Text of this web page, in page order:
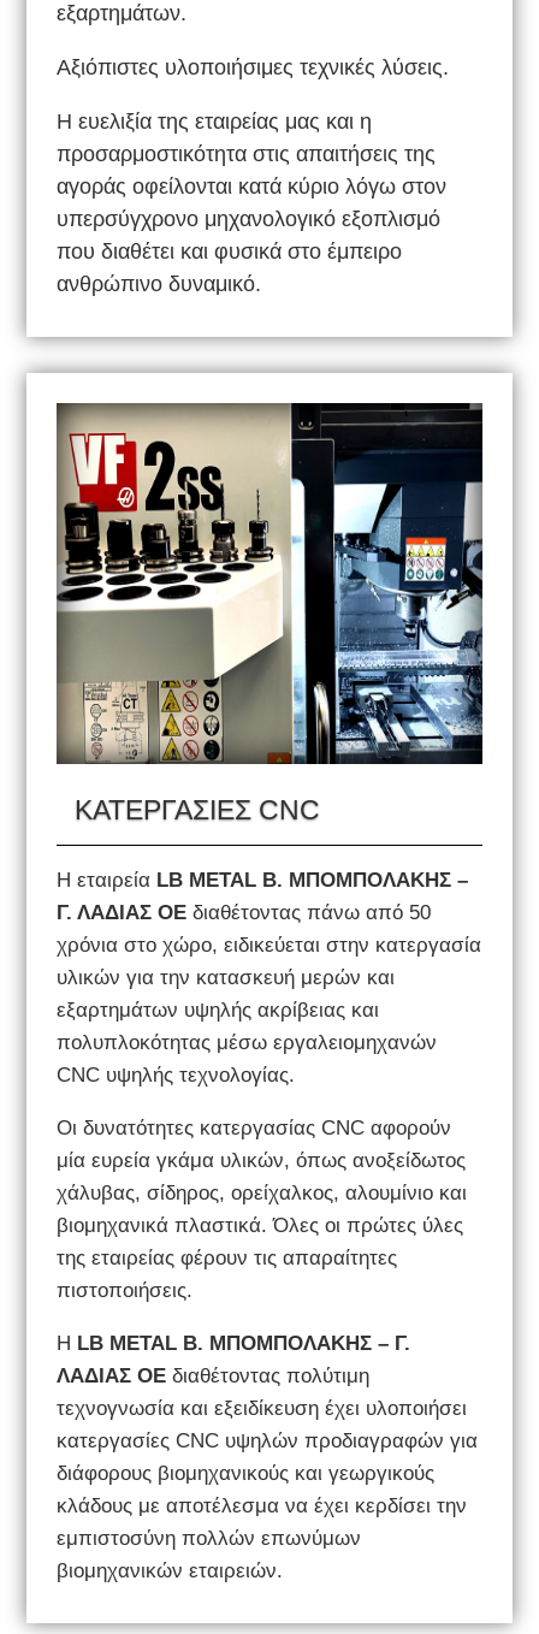
εξαρτημάτων.
Αξιόπιστες υλοποιήσιμες τεχνικές λύσεις.
Η ευελιξία της εταιρείας μας και η
προσαρμοστικότητα στις απαιτήσεις της
αγοράς οφείλονται κατά κύριο λόγω στον
υπερσύγχρονο μηχανολογικό εξοπλισμό
που διαθέτει και φυσικά στο έμπειρο
ανθρώπινο δυναμικό.
ΚΑΤΕΡΓΑΣΙΕΣ CNC
Η εταιρεία LB METAL Β. ΜΠΟΜΠΟΛΑΚΗΣ –
Γ. ΛΑΔΙΑΣ ΟΕ διαθέτοντας πάνω από 50
χρόνια στο χώρο, ειδικεύεται στην κατεργασία
υλικών για την κατασκευή μερών και
εξαρτημάτων υψηλής ακρίβειας και
πολυπλοκότητας μέσω εργαλειομηχανών
CNC υψηλής τεχνολογίας.
Οι δυνατότητες κατεργασίας CNC αφορούν
μία ευρεία γκάμα υλικών, όπως ανοξείδωτος
χάλυβας, σίδηρος, ορείχαλκος, αλουμίνιο και
βιομηχανικά πλαστικά. Όλες οι πρώτες ύλες
της εταιρείας φέρουν τις απαραίτητες
πιστοποιήσεις.
Η LB METAL Β. ΜΠΟΜΠΟΛΑΚΗΣ – Γ.
ΛΑΔΙΑΣ ΟΕ διαθέτοντας πολύτιμη
τεχνογνωσία και εξειδίκευση έχει υλοποιήσει
κατεργασίες CNC υψηλών προδιαγραφών για
διάφορους βιομηχανικούς και γεωργικούς
κλάδους με αποτέλεσμα να έχει κερδίσει την
εμπιστοσύνη πολλών επωνύμων
βιομηχανικών εταιρειών.